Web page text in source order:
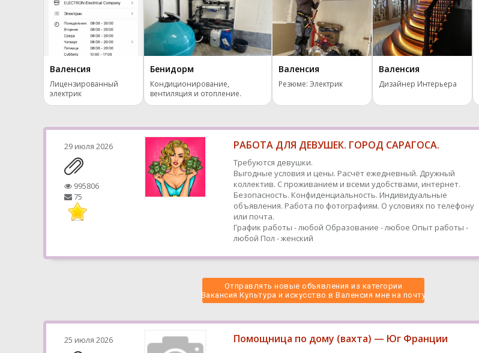
Валенсия
Лицензированный
электрик
Бенидорм
Кондиционирование,
вентиляция и отопление.
Валенсия
Резюме: Электрик
Валенсия
Дизайнер Интерьера
29 июля 2026
995806
75
РАБОТА ДЛЯ ДЕВУШЕК. ГОРОД САРАГОСА.
Требуются девушки.
Выгодные условия и цены. Расчёт ежедневный. Дружный
коллектив. С проживанием и всеми удобствами, интернет.
Безопасность. Конфиденциальность. Индивидуальные
объявления. Работа по фотографиям. О условиях по телефону
или почта.
График работы - любой Образование - любое Опыт работы -
любой Пол - женский
Отправлять новые объявления из категории
Вакансия Культура и искусство в Валенсия мне на почту
25 июля 2026 Помощница по дому (вахта) — Юг Франции